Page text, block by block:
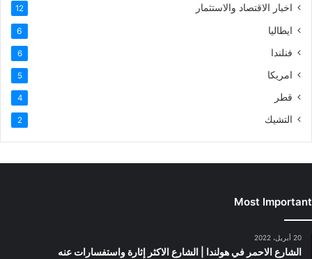
اخبار الاقتصاد والاستثمار 12
ايطاليا 6
فنلندا 6
امريكا 5
قطر 4
التشيك 2
Most Important
20 أبريل، 2022
الشارع الاحمر في هولندا | الشارع الاكثر إثارة واستفسارات عنه